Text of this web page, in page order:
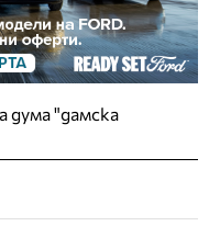
дума "дамска